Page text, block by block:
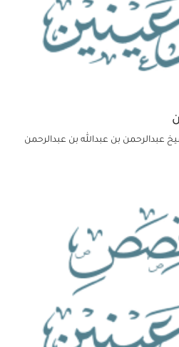
عبدالرحمن بن عبدالله بن عبدالرحمن